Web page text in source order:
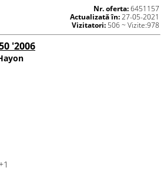
Nr. oferta:6451157
Actualizată în:27-05-2021
Vizitatori: 506 ~ Vizite:978
'2006